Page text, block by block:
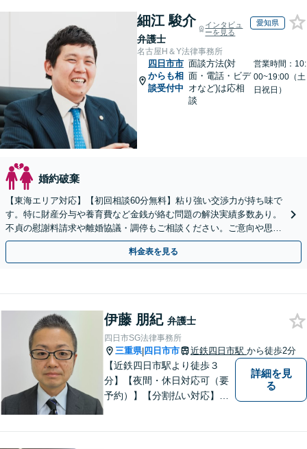
細江 駿介
弁護士
インタビュ
ーを見る
愛知県
名古屋H＆Y法律事務所
四日市市
からも相
談受付中
面談方法(対
面・電話・ビデ
オなど)は応相
談
営業時間：10:
00~19:00（土
日祝日）
婚約破棄
【東海エリア対応】【初回相談60分無料】粘り強い交渉力が持ち味で
す。特に財産分与や養育費など金銭が絡む問題の解決実績多数あり。
不貞の慰謝料請求や離婚協議・調停もご相談ください。ご意向や思い
に寄り添いながら最善の解決を目指します／土日祝相談可
料金表を見る
伊藤 朋紀 弁護士
四日市SG法律事務所
三重県| 四日市市 近鉄四日市駅 から徒歩2分
【近鉄四日市駅より徒歩３
分】【夜間・休日対応可（要
予約）】【分割払い対応】
詳細を見
る